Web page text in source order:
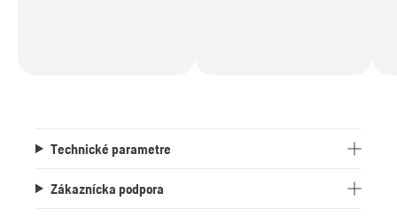
Technické parametre
Zákaznícka podpora